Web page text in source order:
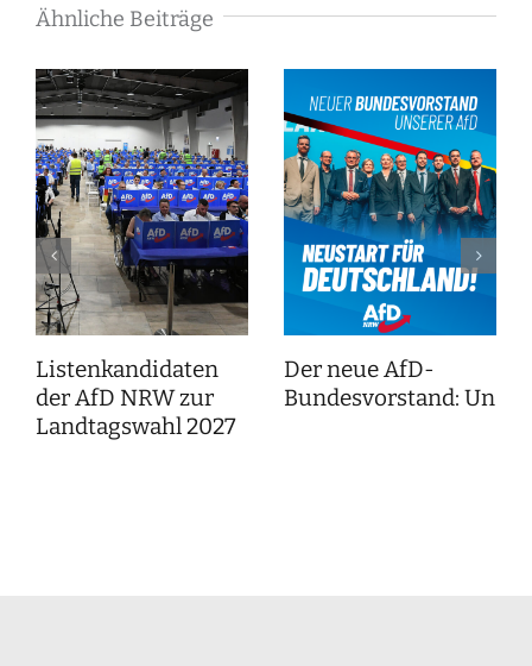
Ähnliche Beiträge
Listenkandidaten
der AfD NRW zur
Landtagswahl 2027
Der neue AfD-
Bundesvorstand: